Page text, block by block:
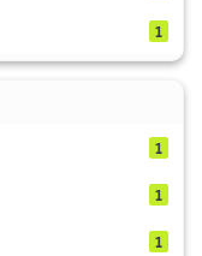
1
1
1
1